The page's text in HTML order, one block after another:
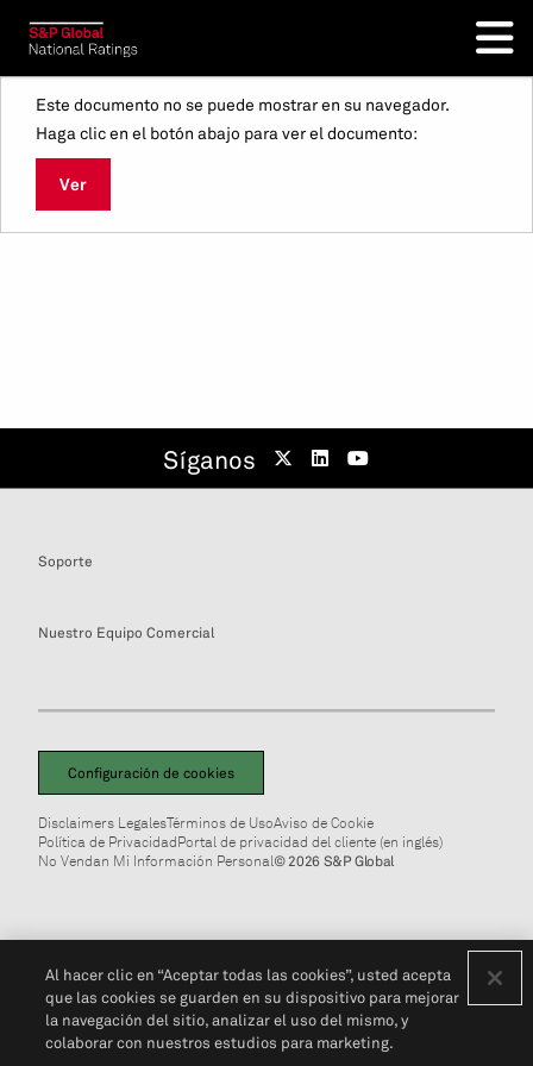
Este documento no se puede mostrar en su navegador.
Haga clic en el botón abajo para ver el documento:
Ver
Síganos
Soporte
Nuestro Equipo Comercial
Configuración de cookies
Disclaimers LegalesTérminos de UsoAviso de Cookie
Política de PrivacidadPortal de privacidad del cliente (en inglés)
No Vendan Mi Información Personal© 2026 S&P Global
Al hacer clic en “Aceptar todas las cookies”, usted acepta
que las cookies se guarden en su dispositivo para mejorar
la navegación del sitio, analizar el uso del mismo, y
colaborar con nuestros estudios para marketing.